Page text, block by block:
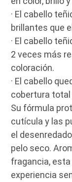
· El cabello
brillantes que
· El cabello
2 veces más
coloración.
· El cabello
cobertura total
Su fórmula
cutícula y las
el
pelo seco.
fragancia,
experiencia